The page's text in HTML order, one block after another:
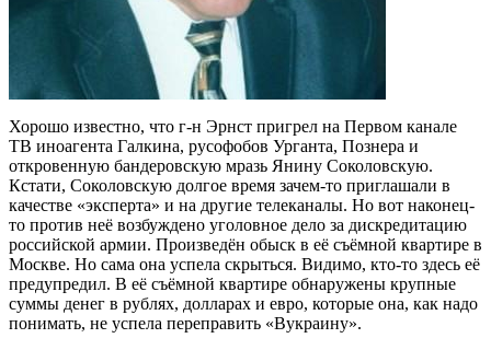
Хорошо известно, что г-н Эрнст пригрел на Первом канале
ТВ иноагента Галкина, русофобов Урганта, Познера и
откровенную бандеровскую мразь Янину Соколовскую.
Кстати, Соколовскую долгое время зачем-то приглашали в
качестве «эксперта» и на другие телеканалы. Но вот наконец-
то против неё возбуждено уголовное дело за дискредитацию
российской армии. Произведён обыск в её съёмной квартире в
Москве. Но сама она успела скрыться. Видимо, кто-то здесь её
предупредил. В её съёмной квартире обнаружены крупные
суммы денег в рублях, долларах и евро, которые она, как надо
понимать, не успела переправить «Вукраину».